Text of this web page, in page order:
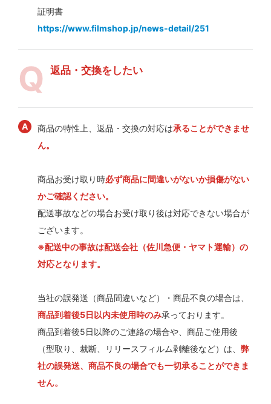
証明書
https://www.filmshop.jp/news-detail/251
返品・交換をしたい
商品の特性上、返品・交換の対応は承ることができませ
ん。
商品お受け取り時必ず商品に間違いがないか損傷がない
かご確認ください。
配送事故などの場合お受け取り後は対応できない場合が
ございます。
※配送中の事故は配送会社（佐川急便・ヤマト運輸）の
対応となります。
当社の誤発送（商品間違いなど）・商品不良の場合は、
商品到着後5日以内未使用時のみ承っております。
商品到着後5日以降のご連絡の場合や、商品ご使用後
（型取り、裁断、リリースフィルム剥離後など）は、 弊
社の誤発送、商品不良の場合でも一切承ることができま
せん。